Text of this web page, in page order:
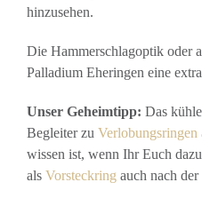
hinzusehen.
Die Hammerschlagoptik oder
Palladium Eheringen eine
Unser Geheimtipp: Das
Begleiter zu Verlobungsringen
wissen ist, wenn Ihr Euch
als Vorsteckring auch nach